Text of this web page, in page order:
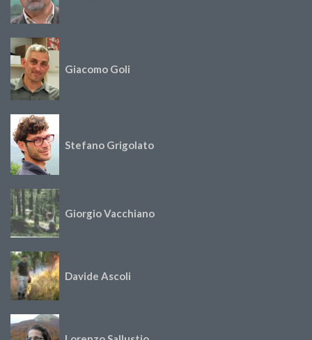
Giacomo Goli
Stefano Grigolato
Giorgio Vacchiano
Davide Ascoli